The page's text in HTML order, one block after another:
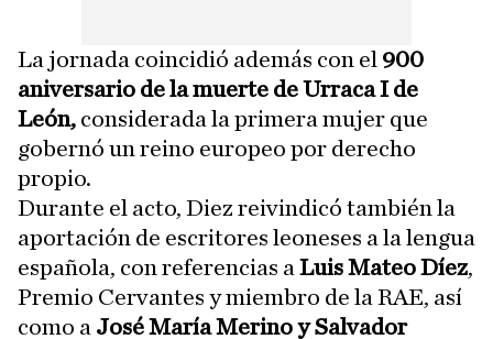
La jornada coincidió además con el 900
aniversario de la muerte de Urraca I de
León, considerada la primera mujer que
gobernó un reino europeo por derecho
propio.
Durante el acto, Diez reivindicó también la
aportación de escritores leoneses a la lengua
española, con referencias a Luis Mateo Díez,
Premio Cervantes y miembro de la RAE, así
como a José María Merino y Salvador